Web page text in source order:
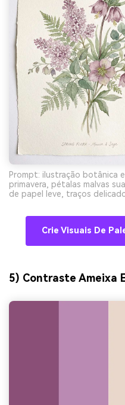
Prompt: ilustração botânica
primavera, pétalas malvas
de papel leve, traços
Crie Visuais De
5) Contraste Ameixa